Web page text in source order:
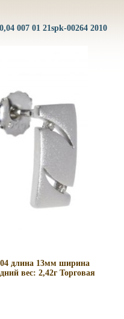
007 01 21spk-00264 2010
длина 13мм ширина
вес: 2,42г Торговая